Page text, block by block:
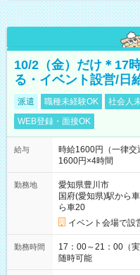
10/2（金）だけ＊17
る・イベント設営/日
派遣 職種未経験OK 社会人
WEB登録・面接OK
給与
時給1600円（一律
1600円×4時間
勤務地
愛知県豊川市
国府(愛知県)駅から
ら車20
イベント会場で設
勤務時間
17：00～21：00（実働4時間） 休憩 なし
随時可能